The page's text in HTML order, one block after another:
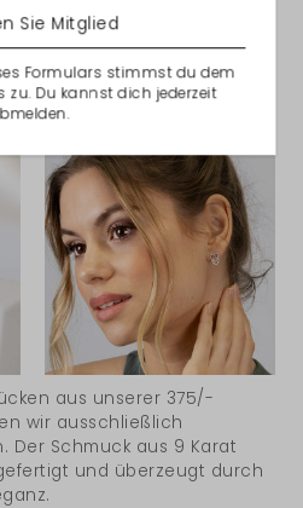
dein Schmuckstück mit einer
aus Gold veredelt.
aus unserer 375/-
wir ausschließlich
Der Schmuck aus 9 Karat
und überzeugt durch
Sie Mitglied
Formulars stimmst du dem
zu. Du kannst dich jederzeit